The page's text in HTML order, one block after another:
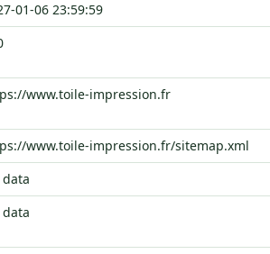
01-06 23:59:59
www.toile-impression.fr
www.toile-impression.fr/sitemap.xml
data
data